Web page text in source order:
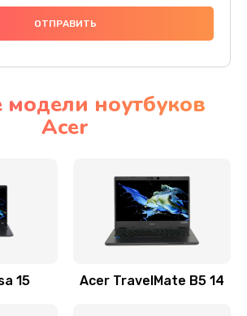
Ремонт подсветки
Настройка BIOS
Замена видеочипа
Заказать
модели ноутбуков
Acer
15 Acer TravelMate B5 14